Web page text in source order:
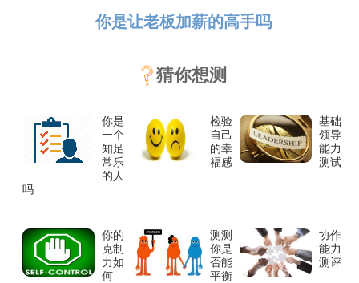
你是让老板加薪的高手吗
猜你想测
你是
一个
知足
常乐
的人
吗
检验
自己
的幸
福感
基础
领导
能力
测试
你的
克制
力如
何
测测
你是
否能
平衡
协作
能力
测评